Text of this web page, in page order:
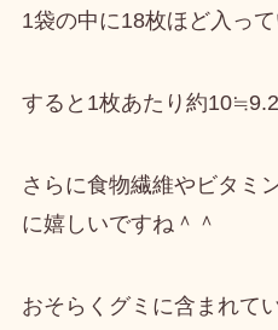
1袋の中に18枚ほど入って
すると 1枚あたり約
さらに食物繊維やビタミ
に嬉しいですね＾＾
おそらく グミに含まれて